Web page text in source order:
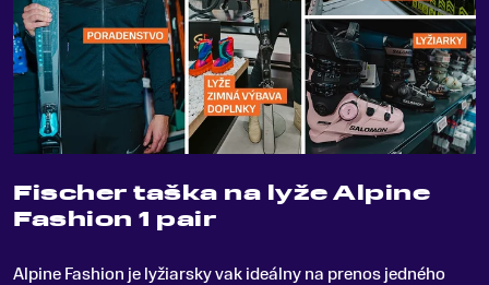
Fischer taška na lyže Alpine
Fashion 1 pair
Alpine Fashion je lyžiarsky vak ideálny na prenos jedného